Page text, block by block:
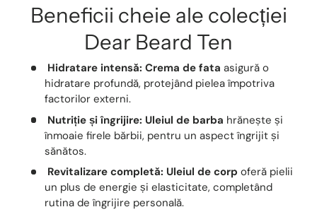
Beneficii cheie ale colecției
Dear Beard Ten
Hidratare intensă: Crema de fata asigură o
hidratare profundă, protejând pielea împotriva
factorilor externi.
Nutriție și îngrijire: Uleiul de barba hrănește și
înmoaie firele bărbii, pentru un aspect îngrijit și
sănătos.
Revitalizare completă: Uleiul de corp oferă pielii
un plus de energie și elasticitate, completând
rutina de îngrijire personală.